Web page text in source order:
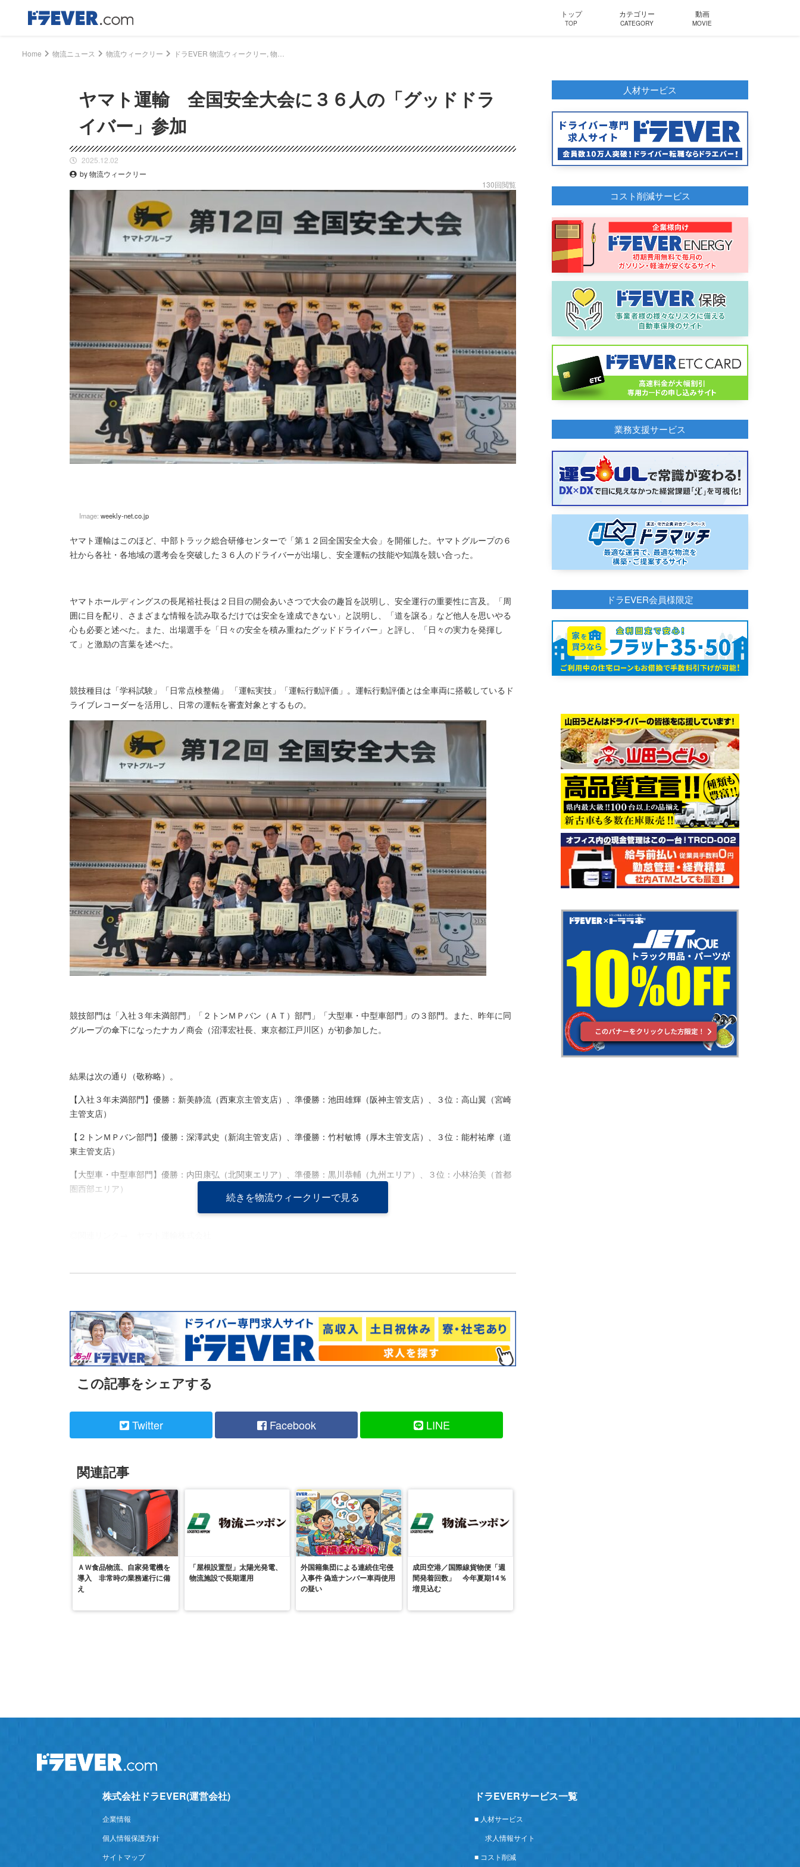
トップ
TOP
カテゴリー
CATEGORY
動画
MOVIE
Home 物流ニュース 物流ウィークリー
ヤマト運輸 全国安全大会に３６人の「グッドドラ
イバー」参加
2025.12.02
by 物流ウィークリー
130回閲覧
Image: weekly-net.co.jp
ヤマト運輸はこのほど、中部トラック総合研修センターで「第１２回全国安全大会」を開催した。ヤマトグループの６
社から各社・各地域の選考会を突破した３６人のドライバーが出場し、安全運転の技能や知識を競い合った。
ヤマトホールディングスの長尾裕社長は２日目の開会あいさつで大会の趣旨を説明し、安全運行の重要性に言及。「周
囲に目を配り、さまざまな情報を読み取るだけでは安全を達成できない」と説明し、「道を譲る」など他人を思いやる
心も必要と述べた。また、出場選手を「日々の安全を積み重ねたグッドドライバー」と評し、「日々の実力を発揮し
て」と激励の言葉を述べた。
競技種目は「学科試験」「日常点検整備」 「運転実技」「運転行動評価」。運転行動評価とは全車両に搭載しているド
ライブレコーダーを活用し、日常の運転を審査対象とするもの。
競技部門は「入社３年未満部門」「２トンＭＰバン（ＡＴ）部門」「大型車・中型車部門」の３部門。また、昨年に同
グループの傘下になったナカノ商会（沼澤宏社長、東京都江戸川区）が初参加した。
結果は次の通り（敬称略）。
【入社３年未満部門】優勝：新美静流（西東京主管支店）、準優勝：池田雄輝（阪神主管支店）、３位：高山翼（宮崎
主管支店）
【２トンＭＰバン部門】優勝：深澤武史（新潟主管支店）、準優勝：竹村敏博（厚木主管支店）、３位：能村祐摩（道
東主管支店）
【大型車・中型車部門】優勝：内田康弘（北関東エリア）、準優勝：黒川恭輔（九州エリア）、３位：小林治美（首都
圏西部エリア）
続きを物流ウィークリーで見る
この記事をシェアする
Twitter Facebook LINE
関連記事
ＡＷ食品物流、自家発電機を
導入 非常時の業務遂行に備
え
「屋根設置型」太陽光発電、
物流施設で長期運用
外国籍集団による連続住宅侵
入事件 偽造ナンバー車両使用
の疑い
成田空港／国際線貨物便「週
間発着回数」 今年夏期14％
増見込む
人材サービス
コスト削減サービス
業務支援サービス
ドラEVER会員様限定
株式会社ドラEVER(運営会社)
企業情報
個人情報保護方針
サイトマップ
ドラEVERサービス一覧
■ 人材サービス
求人情報サイト
■ コスト削減